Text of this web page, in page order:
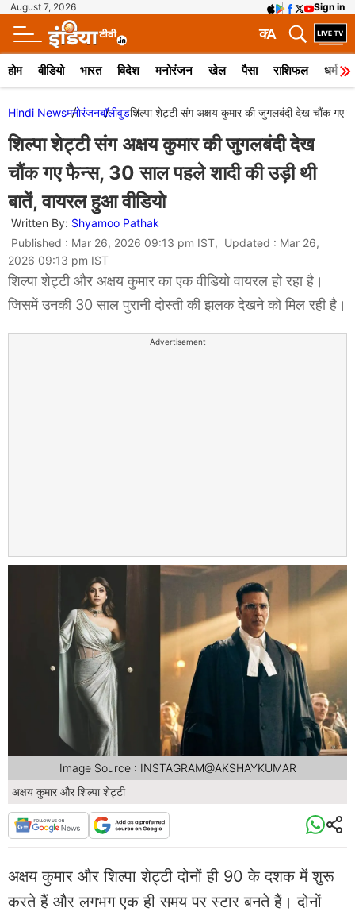
August 7, 2026 Sign in
A
क
होम वीडियो भारत विदेश मनोरंजन खेल पैसा राशिफल धर्म
Hindi Newsमनोरंजनबॉलीवुडशिल्पा शेट्टी संग अक्षय कुमार की जुगलबंदी देख चौंक गए
शिल्पा शेट्टी संग अक्षय कुमार की जुगलबंदी देख
चौंक गए फैन्स, 30 साल पहले शादी की उड़ी थी
बातें, वायरल हुआ वीडियो
Written By: Shyamoo Pathak
Published : Mar 26, 2026 09:13 pm IST, Updated : Mar 26,
2026 09:13 pm IST
शिल्पा शेट्टी और अक्षय कुमार का एक वीडियो वायरल हो रहा है।
जिसमें उनकी 30 साल पुरानी दोस्ती की झलक देखने को मिल रही है।
Advertisement
अक्षय कुमार और शिल्पा शेट्टी
Image Source : INSTAGRAM@AKSHAYKUMAR
अक्षय कुमार और शिल्पा शेट्टी दोनों ही 90 के दशक में शुरू
करते हैं और लगभग एक ही समय पर स्टार बनते हैं। दोनों